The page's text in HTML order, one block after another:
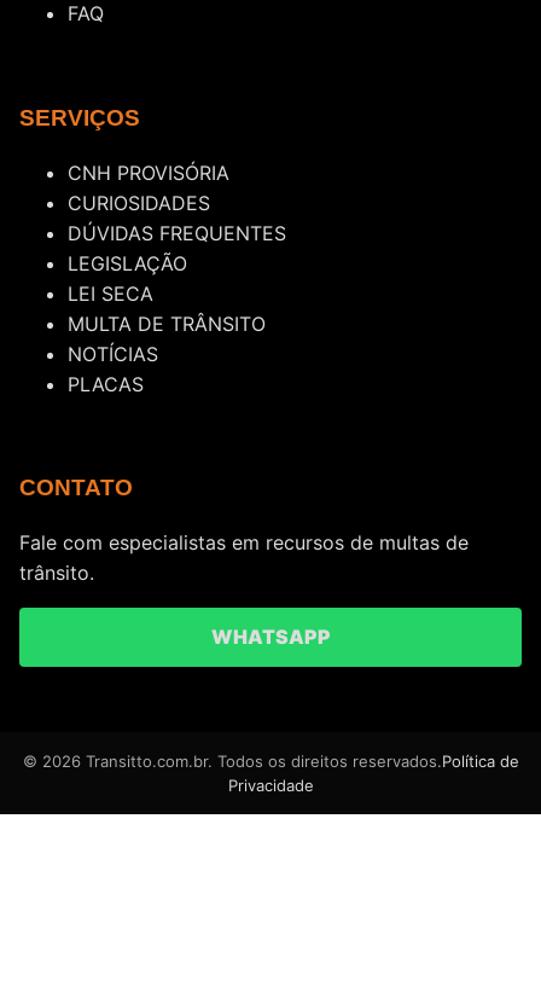
FAQ
SERVIÇOS
CNH PROVISÓRIA
CURIOSIDADES
DÚVIDAS FREQUENTES
LEGISLAÇÃO
LEI SECA
MULTA DE TRÂNSITO
NOTÍCIAS
PLACAS
CONTATO
Fale com especialistas em recursos de multas de
trânsito.
WHATSAPP
© 2026 Transitto.com.br. Todos os direitos reservados.Política de
Privacidade